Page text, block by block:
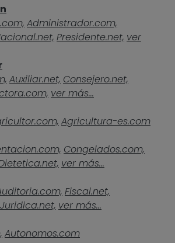
Administrador.com,
Presidente.net, ver
Auxiliar.net, Consejero.net,
ver más...
Agricultura-es.com
Congelados.com,
ver más...
Fiscal.net,
Juridica.net, ver más...
Autonomos.com